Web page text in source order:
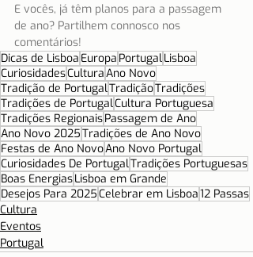
E vocês, já têm planos para a passagem
de ano? Partilhem connosco nos
comentários!
Dicas de Lisboa Europa PortugalLisboa
CuriosidadesCulturaAno Novo
Tradição de PortugalTradiçãoTradições
Tradições de PortugalCultura Portuguesa
Tradições RegionaisPassagem de Ano
Ano Novo 2025Tradições de Ano Novo
Festas de Ano NovoAno Novo Portugal
Curiosidades De PortugalTradições Portuguesas
Boas EnergiasLisboa em Grande
Desejos Para 2025Celebrar em Lisboa12 Passas
Cultura
Eventos
Portugal